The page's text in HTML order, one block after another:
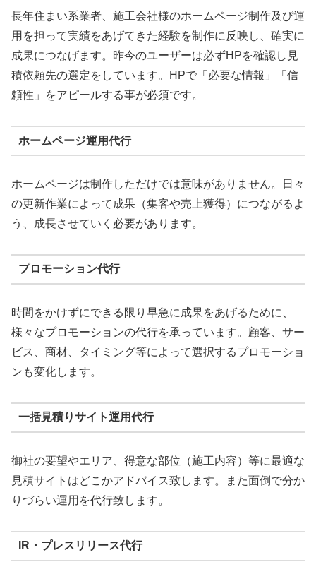
長年住まい系業者、施工会社様のホームページ制作及び運
用を担って実績をあげてきた経験を制作に反映し、確実に
成果につなげます。昨今のユーザーは必ずHPを確認し見
積依頼先の選定をしています。HPで「必要な情報」「信
頼性」をアピールする事が必須です。
ホームページ運用代行
ホームページは制作しただけでは意味がありません。日々
の更新作業によって成果（集客や売上獲得）につながるよ
う、成長させていく必要があります。
プロモーション代行
時間をかけずにできる限り早急に成果をあげるために、
様々なプロモーションの代行を承っています。顧客、サー
ビス、商材、タイミング等によって選択するプロモーショ
ンも変化します。
一括見積りサイト運用代行
御社の要望やエリア、得意な部位（施工内容）等に最適な
見積サイトはどこかアドバイス致します。また面倒で分か
りづらい運用を代行致します。
IR・プレスリリース代行